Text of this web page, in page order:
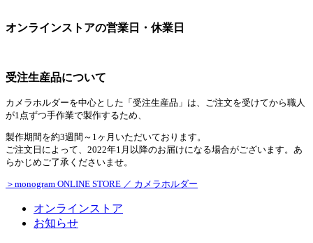
オンラインストアの営業日・休業日
受注生産品について
カメラホルダーを中心とした「受注生産品」は、ご注文を受けてから職人
が1点ずつ手作業で製作するため、
製作期間を約3週間～1ヶ月いただいております。
ご注文日によって、2022年1月以降のお届けになる場合がございます。あ
らかじめご了承くださいませ。
＞monogram ONLINE STORE ／ カメラホルダー
オンラインストア
お知らせ